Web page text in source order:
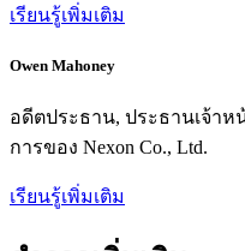
เรียนรู้เพิ่มเติม
Owen Mahoney
อดีตประธาน, ประธานเจ้า
การของ Nexon Co., Ltd.
เรียนรู้เพิ่มเติม